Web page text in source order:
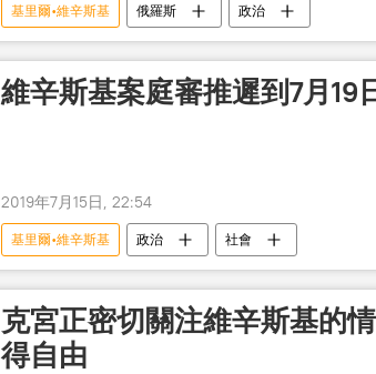
基里爾•維辛斯基 俄羅斯 政治
維辛斯基案庭審推遲到7月19
2019年7月15日, 22:54
基里爾•維辛斯基 政治 社會
克宮正密切關注維辛斯基的
得自由